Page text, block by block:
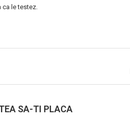
ca le testez.
SA-TI PLACA